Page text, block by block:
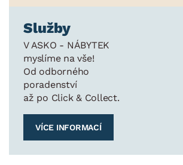
Služby
V ASKO - NÁBYTEK
myslíme na vše!
Od odborného
poradenství
až po Click & Collect.
VÍCE INFORMACÍ